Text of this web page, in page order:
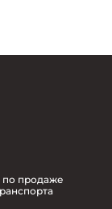
продаже